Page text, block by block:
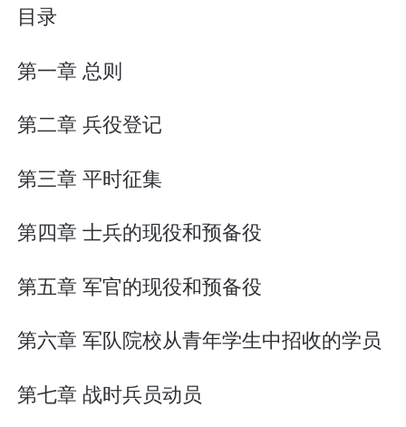
目录
第一章 总则
第二章 兵役登记
第三章 平时征集
第四章 士兵的现役和预备役
第五章 军官的现役和预备役
第六章 军队院校从青年学生中招收的学员
第七章 战时兵员动员